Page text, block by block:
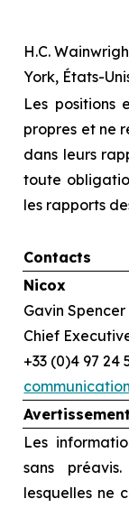
H.C.
York, États-
Les positions
propres et ne
dans leurs
toute
les rapports
Contacts
Nicox
Gavin Spencer
Chief
+33 (0)4 97 24
Avertissement
Les
sans
lesquelles ne